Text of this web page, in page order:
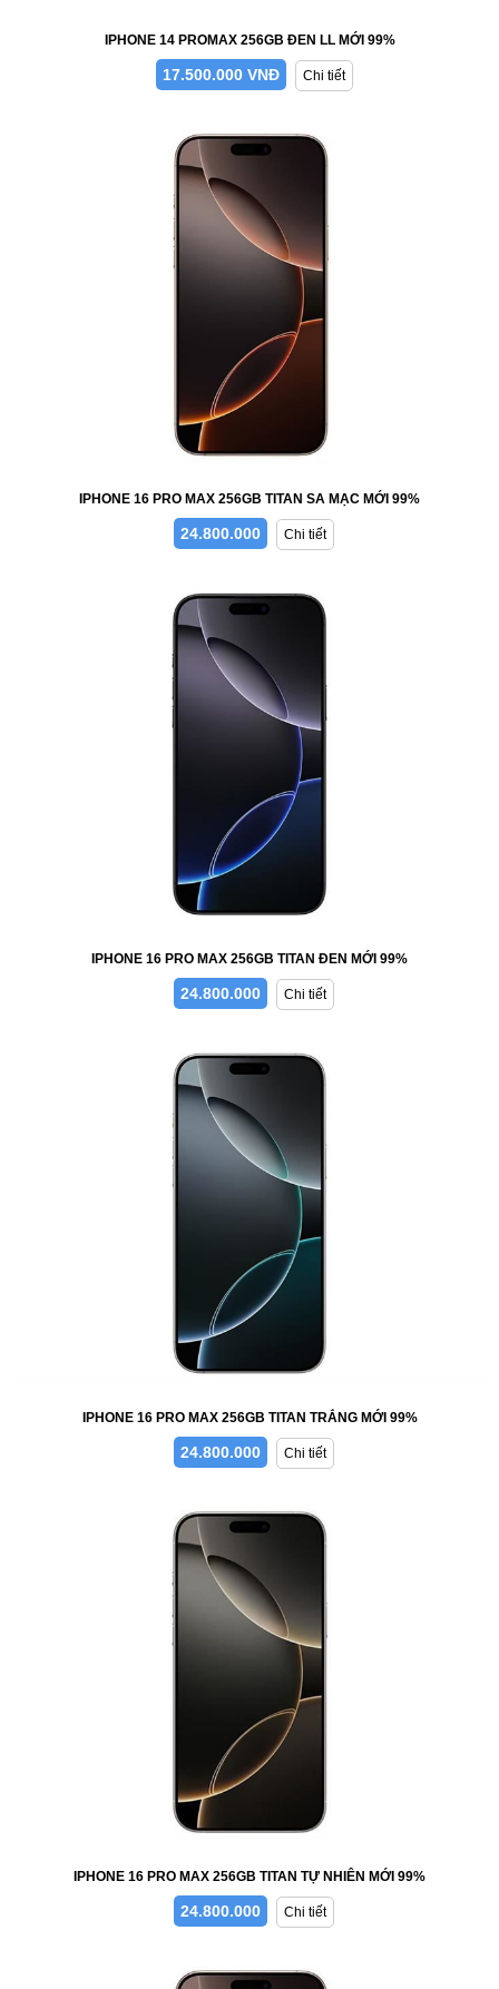
IPHONE 14 PROMAX 256GB ĐEN LL MỚI 99%
17.500.000 VNĐ Chi tiết
IPHONE 16 PRO MAX 256GB TITAN SA MẠC MỚI 99%
24.800.000 Chi tiết
IPHONE 16 PRO MAX 256GB TITAN ĐEN MỚI 99%
24.800.000 Chi tiết
IPHONE 16 PRO MAX 256GB TITAN TRẮNG MỚI 99%
24.800.000 Chi tiết
IPHONE 16 PRO MAX 256GB TITAN TỰ NHIÊN MỚI 99%
24.800.000 Chi tiết